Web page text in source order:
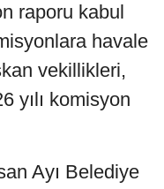
raporu kabul
havale
vekillikleri,
yılı komisyon
Ayı Belediye